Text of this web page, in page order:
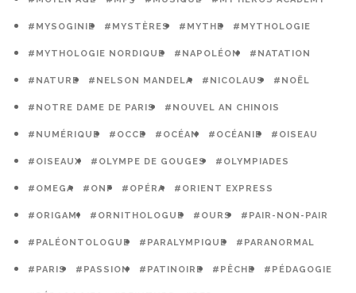
#MYSOGINIE #MYSTÈRES #MYTHE #MYTHOLOGIE
#MYTHOLOGIE NORDIQUE #NAPOLÉON #NATATION
#NATURE #NELSON MANDELA #NICOLAUS #NOËL
#NOTRE DAME DE PARIS #NOUVEL AN CHINOIS
#NUMÉRIQUE #OCCE #OCÉAN #OCÉANIE #OISEAU
#OISEAUX #OLYMPE DE GOUGES #OLYMPIADES
#OMEGA #ONF #OPÉRA #ORIENT EXPRESS
#ORIGAMI #ORNITHOLOGUE #OURS #PAIR-NON-PAIR
#PALÉONTOLOGUE #PARALYMPIQUE #PARANORMAL
#PARIS #PASSION #PATINOIRE #PÊCHE #PÉDAGOGIE